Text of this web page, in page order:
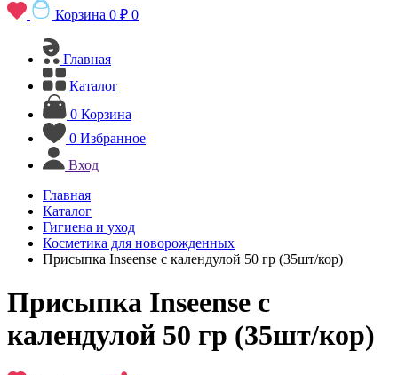
Корзина 0 ₽ 0
Главная
Каталог
0 Корзина
0 Избранное
Вход
Главная
Каталог
Гигиена и уход
Косметика для новорожденных
Присыпка Inseense с календулой 50 гр (35шт/кор)
Присыпка Inseense с
календулой 50 гр (35шт/кор)